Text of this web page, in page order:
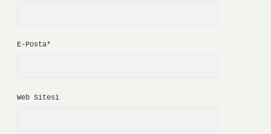
E-Posta*
Web Sitesi